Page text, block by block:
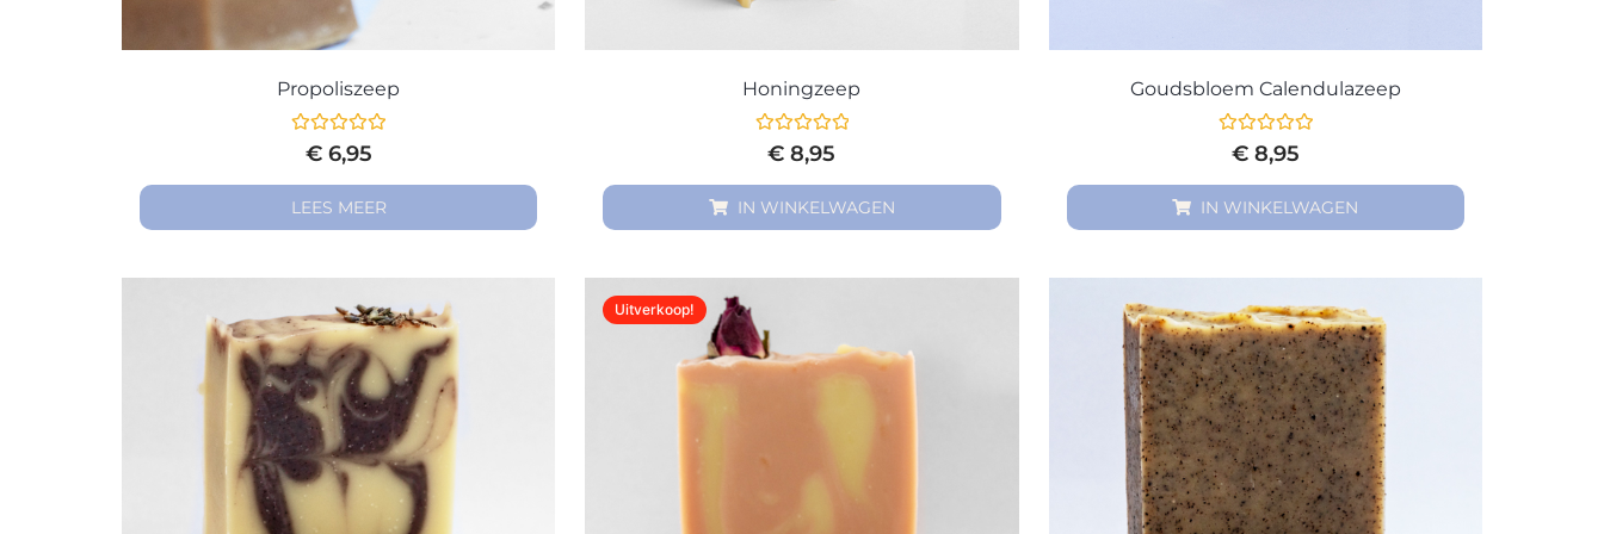
Propoliszeep
Gewaardeerd
uit
5
€6,95
LEES MEER
Honingzeep
Gewaardeerd
uit
5
€ 8,95
IN WINKELWAGEN
Goudsbloem Calendulazeep
Gewaardeerd
uit
5
€8,95
IN WINKELWAGEN
Uitverkoop!